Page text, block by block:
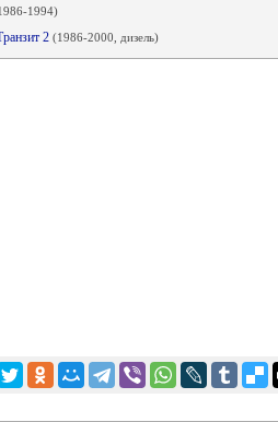
1994)
2 (1986-2000, дизель)